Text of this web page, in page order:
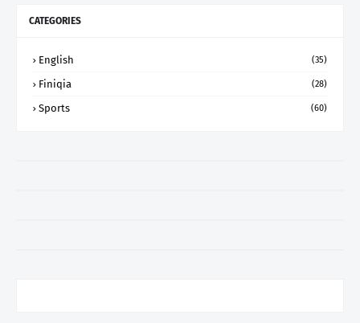
CATEGORIES
English (35)
Finiqia (28)
Sports (60)